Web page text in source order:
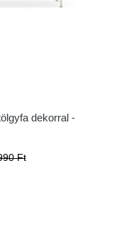
dekorral -
Ft